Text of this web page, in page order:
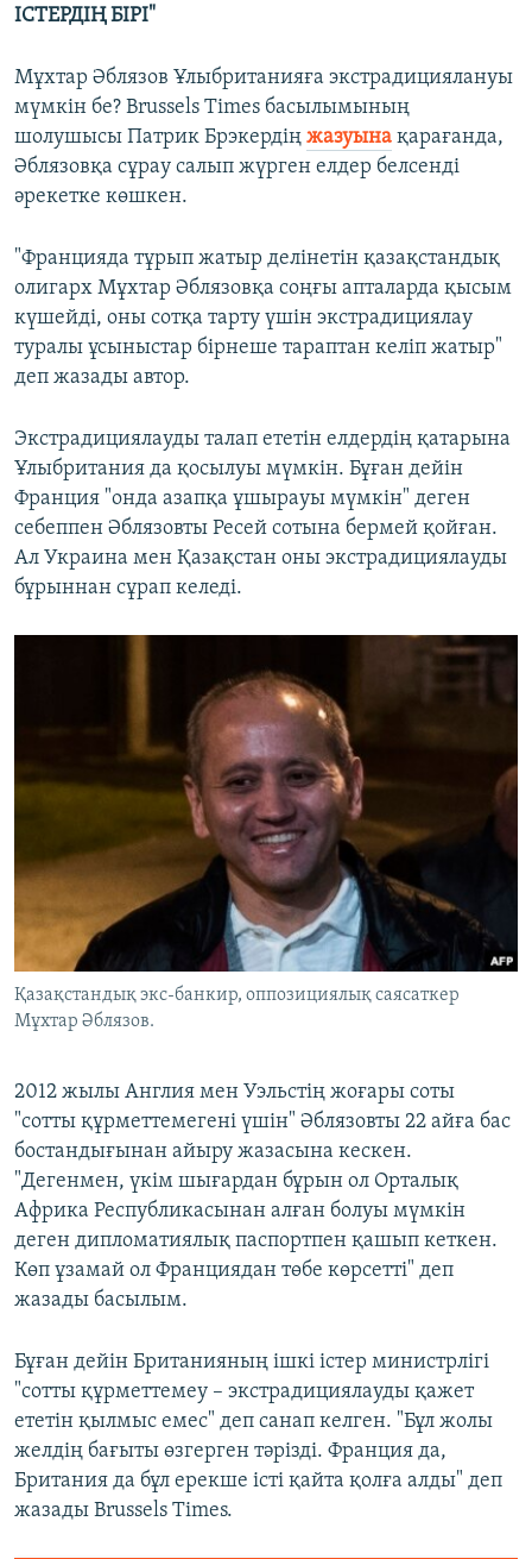
ІСТЕРДІҢ БІРІ"
Мұхтар Әблязов Ұлыбританияға экстрадициялануы
мүмкін бе? Brussels Times басылымының
шолушысы Патрик Брэкердің жазуына қарағанда,
Әблязовқа сұрау салып жүрген елдер белсенді
әрекетке көшкен.
"Францияда тұрып жатыр делінетін қазақстандық
олигарх Мұхтар Әблязовқа соңғы апталарда қысым
күшейді, оны сотқа тарту үшін экстрадициялау
туралы ұсыныстар бірнеше тараптан келіп жатыр"
деп жазады автор.
Экстрадициялауды талап ететін елдердің қатарына
Ұлыбритания да қосылуы мүмкін. Бұған дейін
Франция "онда азапқа ұшырауы мүмкін" деген
себеппен Әблязовты Ресей сотына бермей қойған.
Ал Украина мен Қазақстан оны экстрадициялауды
бұрыннан сұрап келеді.
Қазақстандық экс-банкир, оппозициялық саясаткер
Мұхтар Әблязов.
2012 жылы Англия мен Уэльстің жоғары соты
"сотты құрметтемегені үшін" Әблязовты 22 айға бас
бостандығынан айыру жазасына кескен.
"Дегенмен, үкім шығардан бұрын ол Орталық
Африка Республикасынан алған болуы мүмкін
деген дипломатиялық паспортпен қашып кеткен.
Көп ұзамай ол Франциядан төбе көрсетті" деп
жазады басылым.
Бұған дейін Британияның ішкі істер министрлігі
"сотты құрметтемеу – экстрадициялауды қажет
ететін қылмыс емес" деп санап келген. "Бұл жолы
желдің бағыты өзгерген тәрізді. Франция да,
Британия да бұл ерекше істі қайта қолға алды" деп
жазады Brussels Times.